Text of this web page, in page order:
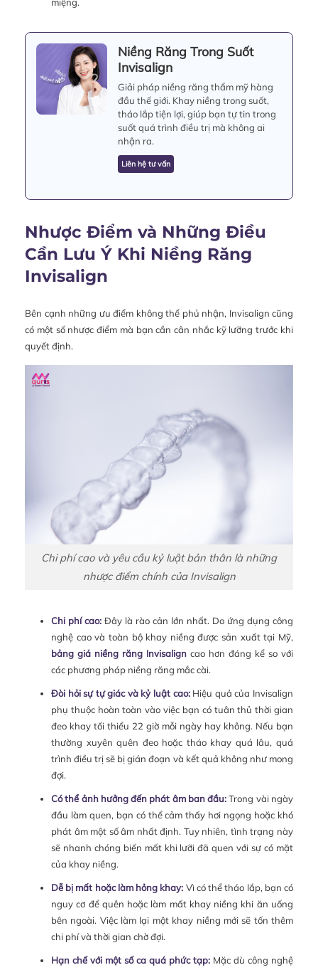
Niềng Răng Trong Suốt
Invisalign
Giải pháp niềng răng thẩm mỹ hàng
đầu thế giới. Khay niềng trong suốt,
tháo lắp tiện lợi, giúp bạn tự tin trong
suốt quá trình điều trị mà không ai
nhận ra.
Liên hệ tư vấn
Nhược Điểm và Những Điều
Cần Lưu Ý Khi Niềng Răng
Invisalign
Bên cạnh những ưu điểm không thể phủ nhận, Invisalign cũng
có một số nhược điểm mà bạn cần cân nhắc kỹ lưỡng trước khi
quyết định.
Chi phí cao và yêu cầu kỷ luật bản thân là những
nhược điểm chính của Invisalign
Chi phí cao:Đây là rào cản lớn nhất. Do ứng dụng công
nghệ cao và toàn bộ khay niềng được sản xuất tại Mỹ,
bảng giá niềng răng Invisaligncao hơn đáng kể so với
các phương pháp niềng răng mắc cài.
Đòi hỏi sự tự giác và kỷ luật cao:Hiệu quả của Invisalign
phụ thuộc hoàn toàn vào việc bạn có tuân thủ thời gian
đeo khay tối thiểu 22 giờ mỗi ngày hay không. Nếu bạn
thường xuyên quên đeo hoặc tháo khay quá lâu, quá
trình điều trị sẽ bị gián đoạn và kết quả không như mong
đợi.
Có thể ảnh hưởng đến phát âm ban đầu:Trong vài ngày
đầu làm quen, bạn có thể cảm thấy hơi ngọng hoặc khó
phát âm một số âm nhất định. Tuy nhiên, tình trạng này
sẽ nhanh chóng biến mất khi lưỡi đã quen với sự có mặt
của khay niềng.
Dễ bị mất hoặc làm hỏng khay: Vì có thể tháo lắp, bạn có
nguy cơ để quên hoặc làm mất khay niềng khi ăn uống
bên ngoài. Việc làm lại một khay niềng mới sẽ tốn thêm
chi phí và thời gian chờ đợi.
Hạn chế với một số ca quá phức tạp: Mặc dù công nghệ